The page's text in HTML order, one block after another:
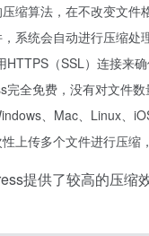
缩算法，在不改变文件
系统会自动进行压缩处
（SSL）连接来
全免费，没有对文件
、Mac、Linux、
上传多个文件进行压缩
提供了较高的压缩